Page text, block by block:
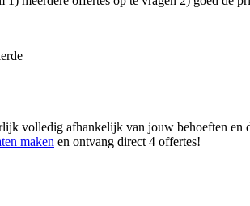
volledig afhankelijk van jouw behoeften
maken en ontvang direct 4 offertes!